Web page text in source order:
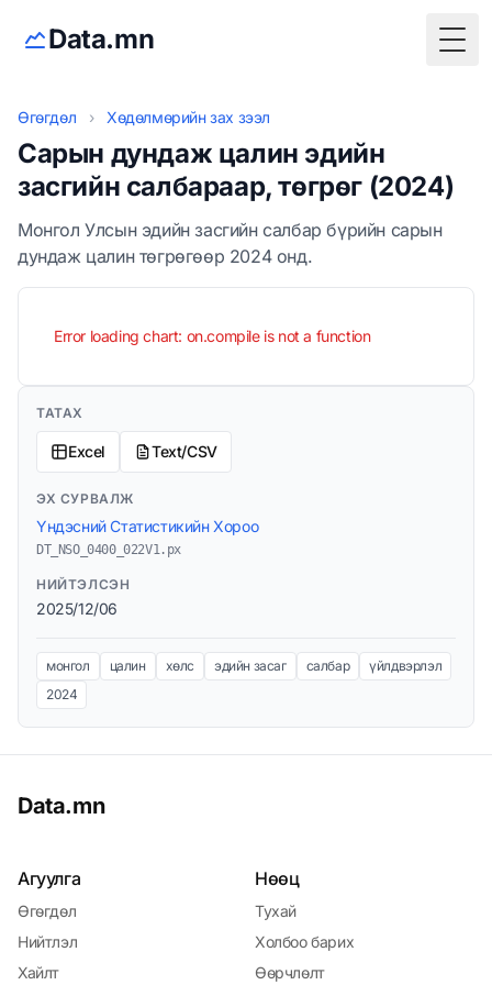
Data.mn
Өгөгдөл › Хөдөлмөрийн зах зээл
Сарын дундаж цалин эдийн
засгийн салбараар, төгрөг (2024)
Монгол Улсын эдийн засгийн салбар бүрийн сарын
дундаж цалин төгрөгөөр 2024 онд.
Error loading chart: on.compile is not a function
ТАТАХ
Excel Text/CSV
ЭХ СУРВАЛЖ
Үндэсний Статистикийн Хороо
DT_NSO_0400_022V1.px
НИЙТЭЛСЭН
2025/12/06
монгол цалин хөлс эдийн засаг салбар
үйлдвэрлэл
2024
Data.mn
Агуулга
Өгөгдөл
Нийтлэл
Хайлт
Нөөц
Тухай
Холбоо барих
Өөрчлөлт